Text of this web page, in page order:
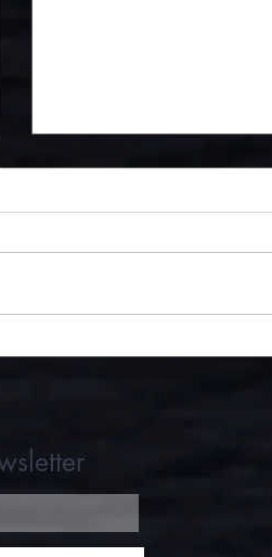
Jardinière gourmande à la